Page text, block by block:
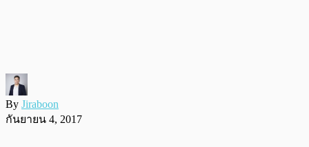
By Jiraboon
กันยายน 4, 2017